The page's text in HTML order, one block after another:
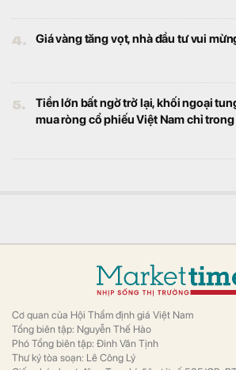
4. Giá vàng tăng vọt, nhà đầu tư vui
5.
Tiền lớn bất ngờ trở lại, khối ngoại
mua ròng cổ phiếu Việt Nam chỉ
Cơ quan của Hội Thẩm định giá Việt Nam
Tổng biên tập: Nguyễn Thế Hào
Phó Tổng biên tập: Đinh Văn Tịnh
Thư ký tòa soạn: Lê Công Lý